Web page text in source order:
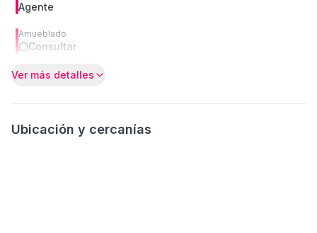
Agente
Amueblado
Consultar
Ver más detalles
Ubicación y cercanías